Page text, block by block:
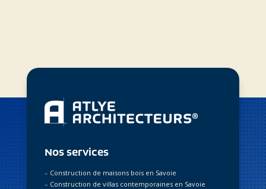
Nos services
– Construction de maisons bois en Savoie
– Construction de villas contemporaines en Savoie